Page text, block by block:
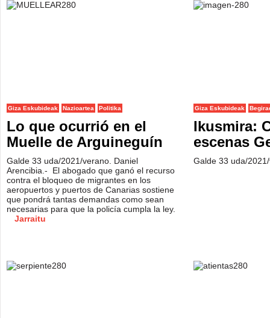
Giza Eskubideak Nazioartea Politika
Lo que ocurrió en el
Muelle de Arguineguín
Galde 33 uda/2021/verano. Daniel
Arencibia.- El abogado que ganó el recurso
contra el bloqueo de migrantes en los
aeropuertos y puertos de Canarias sostiene
que pondrá tantas demandas como sean
necesarias para que la policía cumpla la ley.
Jarraitu
Giza Eskubideak
Ikusmira:
escenas
Galde 33 uda/